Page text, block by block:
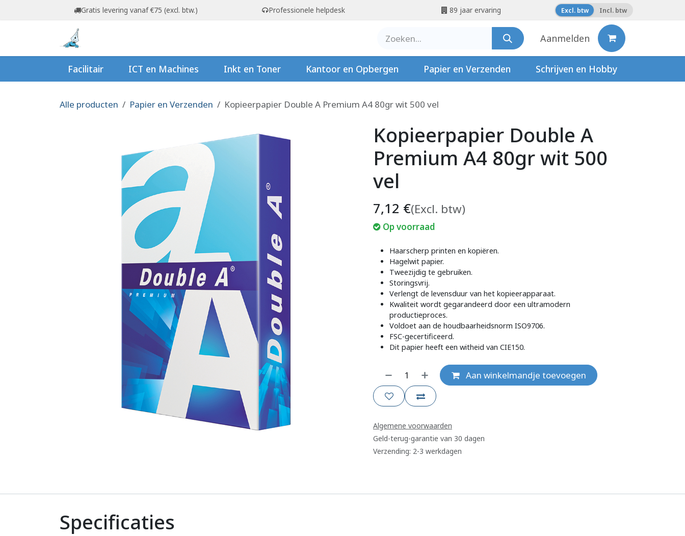
Overslaan naar inhoudGratis levering vanaf €75 (excl. btw.) Professionele helpdesk 89 jaar ervaring Excl. btw Incl. btw
Aanmelden
Facilitair ICT en Machines Inkt en Toner Kantoor en Opbergen Papier en Verzenden Schrijven en Hobby
Alle producten Papier en Verzenden Kopieerpapier Double A Premium A4 80gr wit 500 vel
Kopieerpapier Double A
Premium A4 80gr wit 500
vel
7,12 €(Excl. btw)
Op voorraad
Haarscherp printen en kopiëren.
Hagelwit papier.
Tweezijdig te gebruiken.
Storingsvrij.
Verlengt de levensduur van het kopieerapparaat.
Kwaliteit wordt gegarandeerd door een ultramodern
productieproces.
Voldoet aan de houdbaarheidsnorm ISO9706.
FSC-gecertificeerd.
Dit papier heeft een witheid van CIE150.
Aan winkelmandje toevoegen
Algemene voorwaarden
Geld-terug-garantie van 30 dagen
Verzending: 2-3 werkdagen
Specificaties